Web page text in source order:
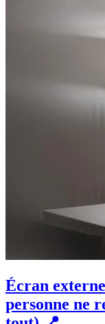
Écran
personne ne